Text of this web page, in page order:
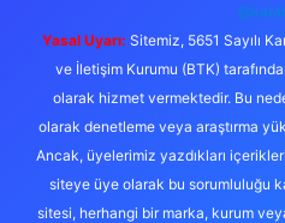
Yasal Uyarı: Sitemiz, 5651 Sayılı
ve İletişim Kurumu (BTK)
olarak hizmet vermektedir. Bu
olarak denetleme veya araştırma
Ancak, üyelerimiz yazdıkları
siteye üye olarak bu sorumluluğu
sitesi, herhangi bir marka, kurum